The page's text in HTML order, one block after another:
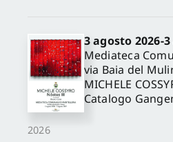
2026
3 agosto 2026-
Mediateca
via Baia del
MICHELE
Catalogo